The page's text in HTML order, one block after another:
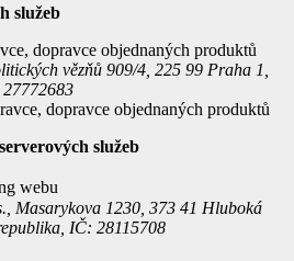
služeb
dopravce objednaných produktů
vězňů 909/4, 225 99 Praha 1,
dopravce objednaných produktů
služeb
webu
Masarykova 1230, 373 41 Hluboká
IČ: 28115708